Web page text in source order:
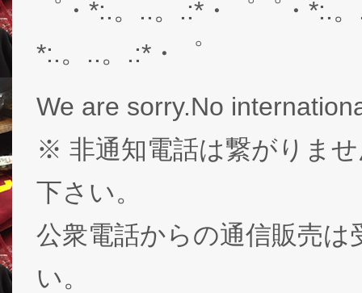
゜・*:.。..。.:*・゜゜・*:.
*:.。..。.:*・゜
We are sorry.No
※ 非通知電話は繋がりま
下さい。
公衆電話からの通信販売
い。